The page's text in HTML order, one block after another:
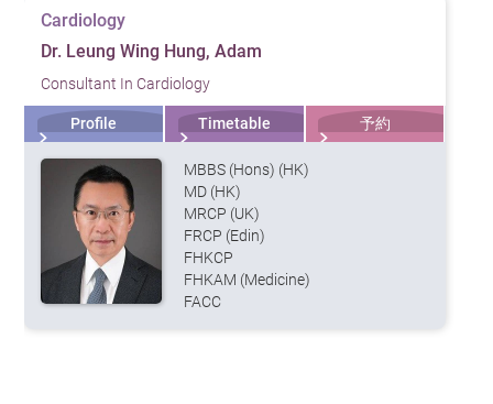
Cardiology
Dr. Leung Wing Hung, Adam
Consultant In Cardiology
Profile Timetable 予約
MBBS (Hons) (HK)
MD (HK)
MRCP (UK)
FRCP (Edin)
FHKCP
FHKAM (Medicine)
FACC